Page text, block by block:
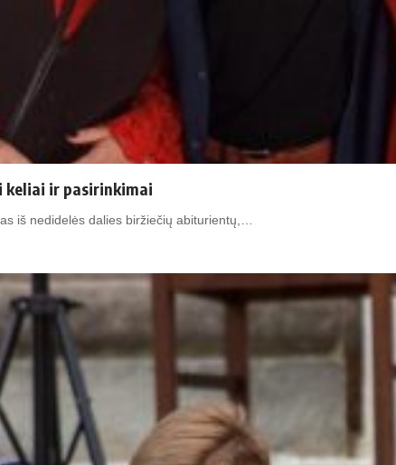
keliai ir pasirinkimai
iš nedidelės dalies biržiečių abiturientų,…